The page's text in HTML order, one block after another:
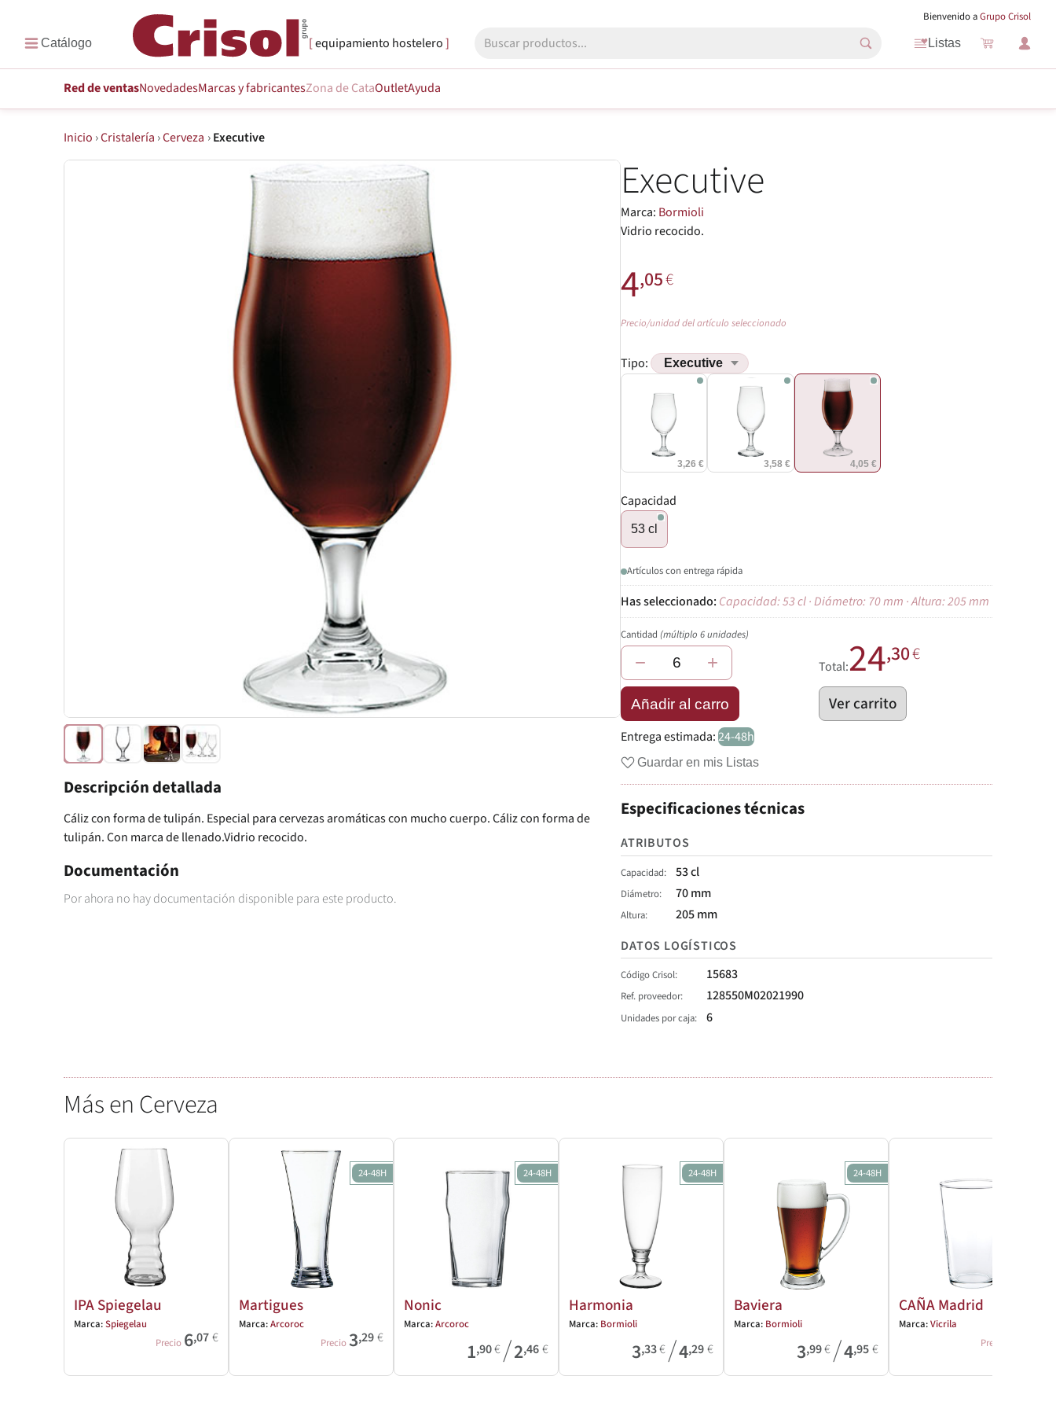
Bienvenido aGrupo Crisol
equipamiento hostelero Listas
Red de ventasNovedadesMarcasy fabricantesZona de CataOutletAyuda
Inicio ›Cristalería ›Cerveza › Executive
Descripción detallada
Cáliz con forma de tulipán. Especial para cervezas aromáticas con mucho cuerpo. Cáliz con forma de
tulipán. Con marca de llenado.Vidrio recocido.
Documentación
Por ahora no hay documentación disponible para este producto.
Executive
Marca: Bormioli
Vidrio recocido.
4,05€
Precio/unidad del artículo seleccionado
Tipo:
3,26 € 3,58 € 4,05 €
Capacidad
53 cl
Artículos con entrega rápida
Capacidad: 53 cl · Diámetro: 70 mm · Altura: 205 mm
Cantidad(múltiplo 6 unidades)
− +
Añadir al carro
Total:24,30€
Ver carrito
Entrega estimada:24-48h
Guardar en mis Listas
Especificaciones técnicas
ATRIBUTOS
Capacidad 53 cl
Diámetro 70 mm
Altura
205 mm
DATOS LOGÍSTICOS
Código Crisol 15683
Ref. proveedor 128550M02021990
Unidades por caja 6
Más en Cerveza
IPA Spiegelau
Marca:Spiegelau
Precio 6,07€
24-48H
Martigues
Marca:Arcoroc
Precio 3,29€
24-48H
Nonic
Marca:Arcoroc
1,90€/2,46€
24-48H
Harmonia
Marca: Bormioli
3,33€/4,29€
24-48H
Baviera
Marca: Bormioli
3,99€/4,95€
CAÑA Madrid
Marca:Vicrila
Precio